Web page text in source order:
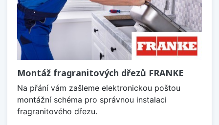
Montáž fragranitových dřezů FRANKE
Na přání vám zašleme elektronickou poštou
montážní schéma pro správnou instalaci
fragranitového dřezu.